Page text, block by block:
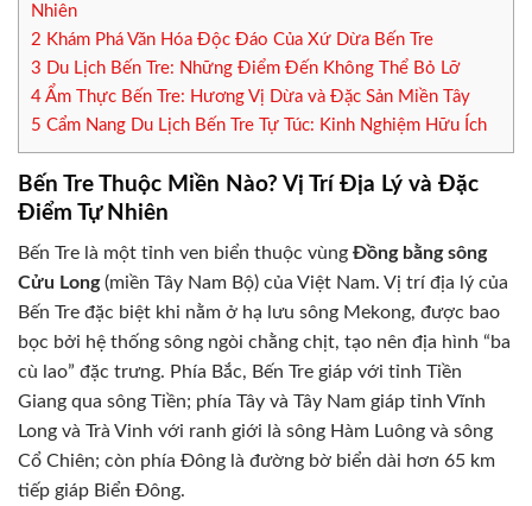
Nhiên
2 Khám Phá Văn Hóa Độc Đáo Của Xứ Dừa Bến Tre
3 Du Lịch Bến Tre: Những Điểm Đến Không Thể Bỏ Lỡ
4 Ẩm Thực Bến Tre: Hương Vị Dừa và Đặc Sản Miền Tây
5 Cẩm Nang Du Lịch Bến Tre Tự Túc: Kinh Nghiệm Hữu Ích
Bến Tre Thuộc Miền Nào? Vị Trí Địa Lý và Đặc
Điểm Tự Nhiên
Bến Tre là một tỉnh ven biển thuộc vùng Đồng bằng sông
Cửu Long(miền Tây Nam Bộ) của Việt Nam. Vị trí địa lý của
Bến Tre đặc biệt khi nằm ở hạ lưu sông Mekong, được bao
bọc bởi hệ thống sông ngòi chằng chịt, tạo nên địa hình “ba
cù lao” đặc trưng. Phía Bắc, Bến Tre giáp với tỉnh Tiền
Giang qua sông Tiền; phía Tây và Tây Nam giáp tỉnh Vĩnh
Long và Trà Vinh với ranh giới là sông Hàm Luông và sông
Cổ Chiên; còn phía Đông là đường bờ biển dài hơn 65 km
tiếp giáp Biển Đông.